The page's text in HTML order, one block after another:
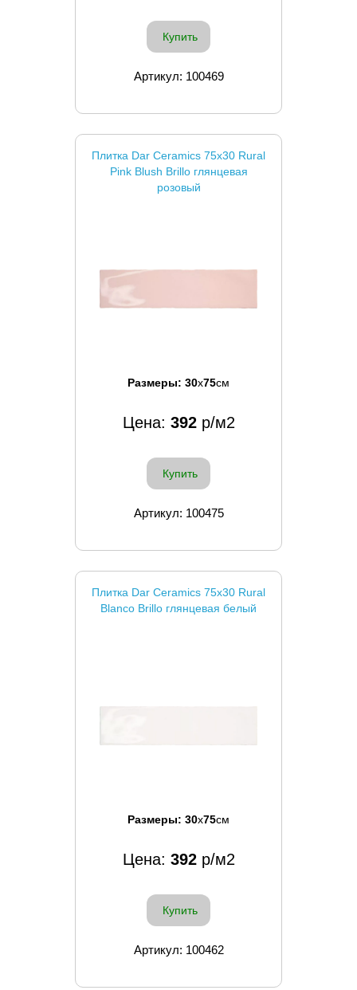
Купить
Артикул: 100469
Плитка Dar Ceramics 75x30 Rural
Pink Blush Brillo глянцевая
розовый
Размеры: 30x75см
Цена: 392р/м2
Купить
Артикул: 100475
Плитка Dar Ceramics 75x30 Rural
Blanco Brillo глянцевая белый
Размеры: 30x75см
Цена: 392р/м2
Купить
Артикул: 100462